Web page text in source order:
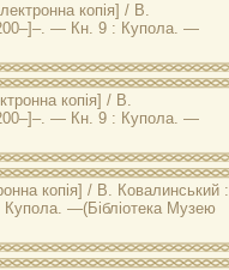
копія] / В.
— Кн. 9 : Купола. —
копія] / В.
— Кн. 9 : Купола. —
копія] / В. Ковалинський :
—(Бібліотека Музею